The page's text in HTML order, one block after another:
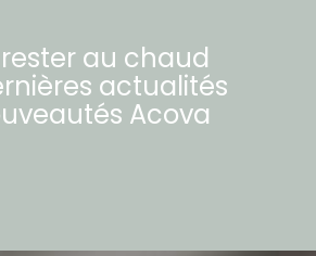
au chaud
actualités
Acova